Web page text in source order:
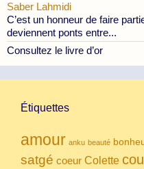
Saber Lahmidi
C’est un honneur de faire
deviennent ponts entre...
Consultez le livre d’or
Étiquettes
amour anku beauté
satgé coeur Colette